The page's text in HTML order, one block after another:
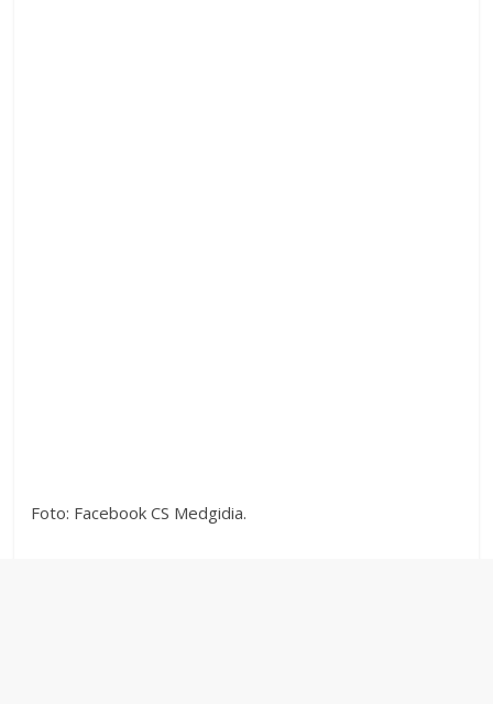
Foto: Facebook CS Medgidia.